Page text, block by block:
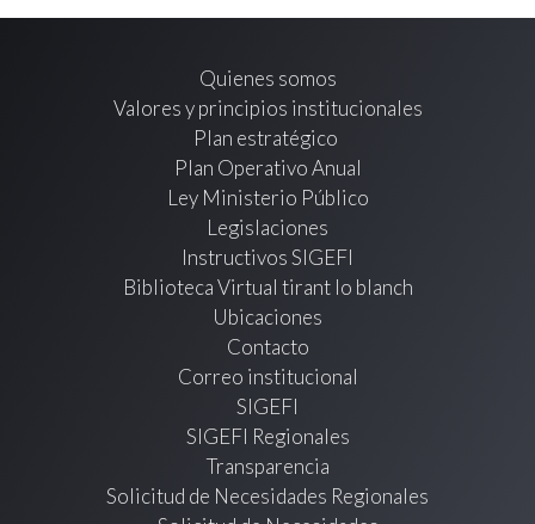
Quienes somos
Valores y principios institucionales
Plan estratégico
Plan Operativo Anual
Ley Ministerio Público
Legislaciones
Instructivos SIGEFI
Biblioteca Virtual tirant lo blanch
Ubicaciones
Contacto
Correo institucional
SIGEFI
SIGEFI Regionales
Transparencia
Solicitud de Necesidades Regionales